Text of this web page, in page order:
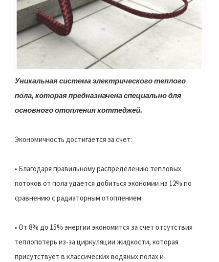
Уникальная система электрического теплого
пола, которая предназначена специально для
основного отопления коттеджей.
Экономичность достигается за счет:
• Благодаря правильному распределению тепловых
потоков от пола удается добиться экономии на 12% по
сравнению с радиаторным отоплением.
• От 8% до 15% энергии экономится за счет отсутствия
теплопотерь из-за циркуляции жидкости, которая
присутствует в классических водяных полах и